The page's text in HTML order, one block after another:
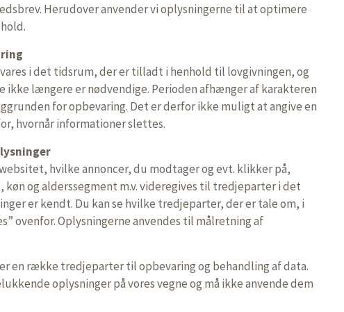
Herudover anvender vi oplysningerne til at optimere
i det tidsrum, der er tilladt i henhold til lovgivningen, og
ikke længere er nødvendige. Perioden afhænger af karakteren
for opbevaring. Det er derfor ikke muligt at angive en
hvornår informationer slettes.
hvilke annoncer, du modtager og evt. klikker på,
køn og alderssegment m.v. videregives til tredjeparter i det
er kendt. Du kan se hvilke tredjeparter, der er tale om, i
ovenfor. Oplysningerne anvendes til målretning af
en række tredjeparter til opbevaring og behandling af data.
oplysninger på vores vegne og må ikke anvende dem